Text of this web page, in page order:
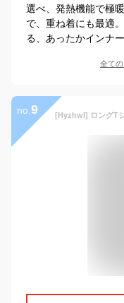
選べ、発熱機能で極
で、重ね着にも最適
る、あったかインナ
全て
no. 9